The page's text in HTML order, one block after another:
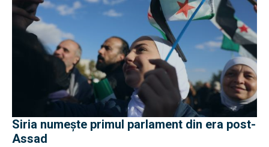
Siria numește primul parlament din era post-
Assad